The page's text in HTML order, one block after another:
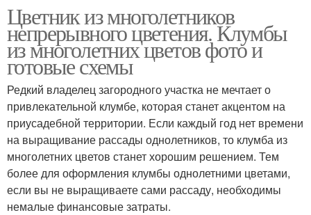
Цветник из многолетников
непрерывного цветения. Клумбы
из многолетних цветов фото и
готовые схемы
Редкий владелец загородного участка не мечтает о
привлекательной клумбе, которая станет акцентом на
приусадебной территории. Если каждый год нет времени
на выращивание рассады однолетников, то клумба из
многолетних цветов станет хорошим решением. Тем
более для оформления клумбы однолетними цветами,
если вы не выращиваете сами рассаду, необходимы
немалые финансовые затраты.